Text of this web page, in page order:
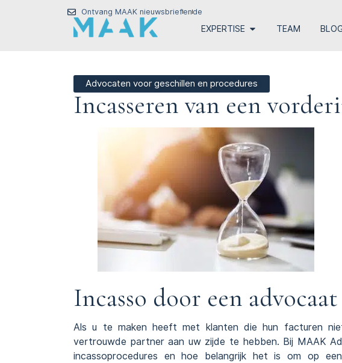
Ontvang MAAK nieuwsbriefende
EXPERTISE TEAM
Advocaten voor geschillen en procedures
Incasseren van een
Incasso door een advocaat
Als u te maken heeft met klanten die hun facturen
vertrouwde partner aan uw zijde te hebben. Bij MAAK
incassoprocedures en hoe belangrijk het is om op